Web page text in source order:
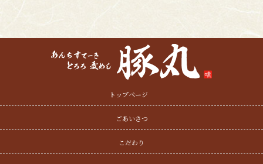
トップページ
ごあいさつ
こだわり